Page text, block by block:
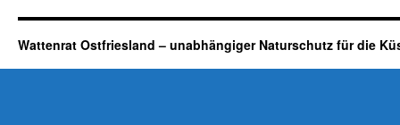
Wattenrat Ostfriesland – unabhängiger Naturschutz für die